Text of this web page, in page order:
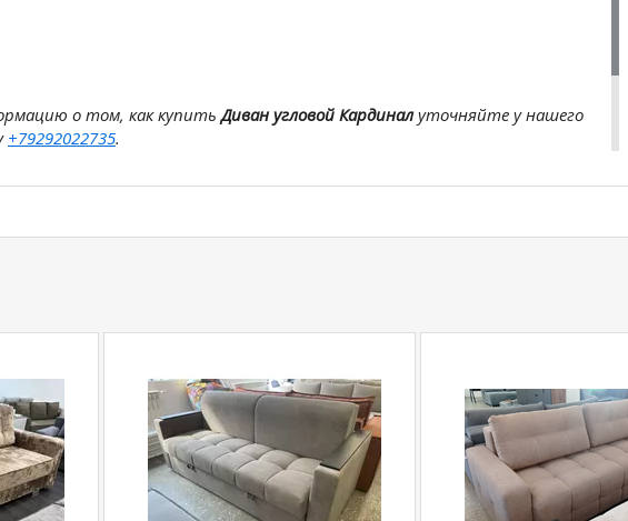
о том, как купитьДиван угловой Кардиналуточняйте у нашего
+79292022735.
сайте100диванов.com действительны только для интернет-